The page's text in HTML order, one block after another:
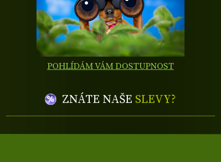
POHLÍDÁM VÁM DOSTUPNOST
ZNÁTE NAŠE SLEVY?